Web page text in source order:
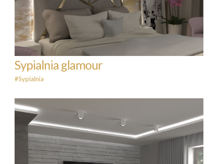
#Sypialnia
Sypialnia glamour
#Sypialnia